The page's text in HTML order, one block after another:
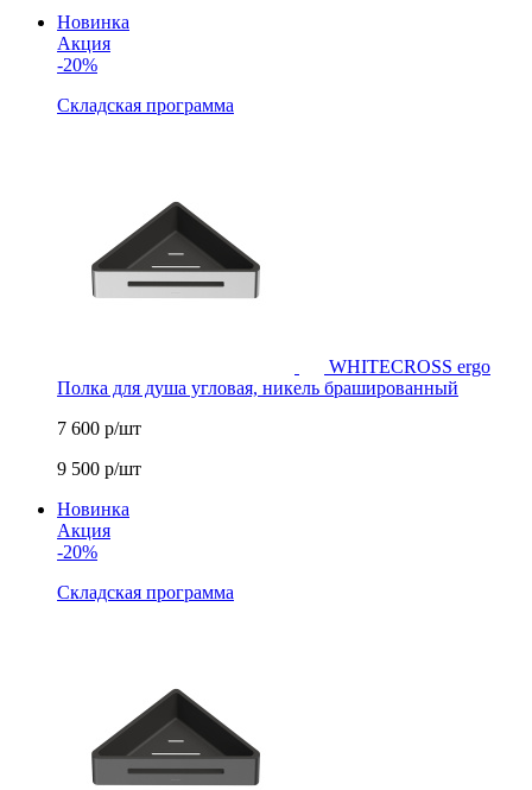
Новинка
Акция
-20%
Складская программа
WHITECROSS ergo
Полка для душа угловая, никель брашированный
7 600 р/шт
9 500 р/шт
Новинка
Акция
-20%
Складская программа